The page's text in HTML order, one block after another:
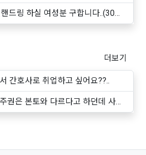
드링 하실 여성분 구합니다..(30대
더보기
간호사로 취업하고 싶어요??..
권은 본토와 다르다고 하던데 사실